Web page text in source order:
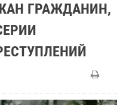
ГРАЖДАНИН,